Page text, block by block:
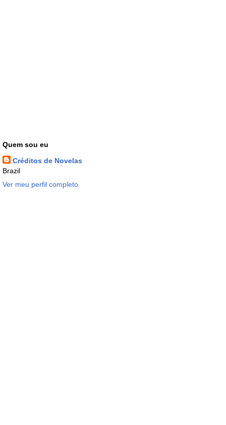
Quem sou eu
Créditos de Novelas
Brazil
Ver meu perfil completo